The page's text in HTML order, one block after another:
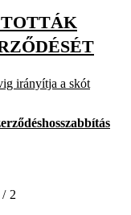
irányítja a skót
/ 2